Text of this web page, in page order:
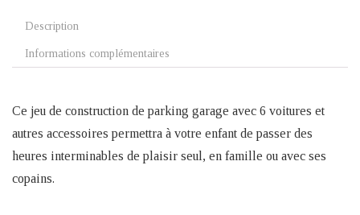
Description
Informations complémentaires
Ce jeu de construction de parking garage avec 6 voitures et
autres accessoires permettra à votre enfant de passer des
heures interminables de plaisir seul, en famille ou avec ses
copains.